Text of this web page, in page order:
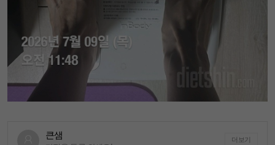
큰샘 더보기